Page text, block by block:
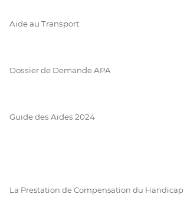
Aide au Transport
Dossier de Demande APA
Guide des Aides 2024
La Prestation de Compensation du Handicap